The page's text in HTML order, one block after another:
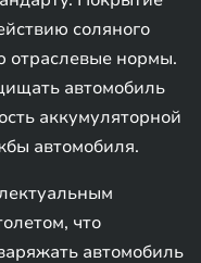
соляного
нормы.
автомобиль
аккумуляторной
автомобиля.
что
автомобиль